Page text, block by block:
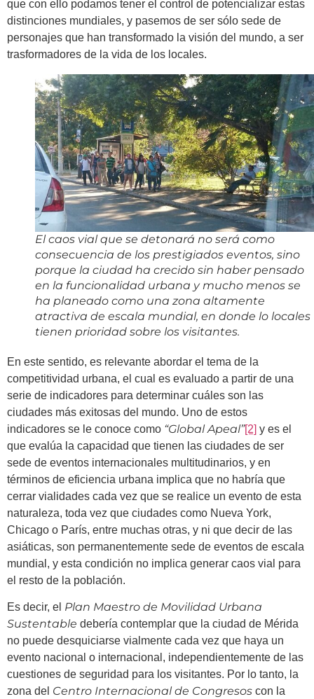
que con ello podamos tener el control de potencializar estas
distinciones mundiales, y pasemos de ser sólo sede de
personajes que han transformado la visión del mundo, a ser
trasformadores de la vida de los locales.
El caos vial que se detonará no será como
consecuencia de los prestigiados eventos, sino
porque la ciudad ha crecido sin haber pensado
en la funcionalidad urbana y mucho menos se
ha planeado como una zona altamente
atractiva de escala mundial, en donde lo locales
tienen prioridad sobre los visitantes.
En este sentido, es relevante abordar el tema de la
competitividad urbana, el cual es evaluado a partir de una
serie de indicadores para determinar cuáles son las
ciudades más exitosas del mundo. Uno de estos
indicadores se le conoce como “Global Apeal”[2] y es el
que evalúa la capacidad que tienen las ciudades de ser
sede de eventos internacionales multitudinarios, y en
términos de eficiencia urbana implica que no habría que
cerrar vialidades cada vez que se realice un evento de esta
naturaleza, toda vez que ciudades como Nueva York,
Chicago o París, entre muchas otras, y ni que decir de las
asiáticas, son permanentemente sede de eventos de escala
mundial, y esta condición no implica generar caos vial para
el resto de la población.
Es decir, el Plan Maestro de Movilidad Urbana
Sustentable debería contemplar que la ciudad de Mérida
no puede desquiciarse vialmente cada vez que haya un
evento nacional o internacional, independientemente de las
cuestiones de seguridad para los visitantes. Por lo tanto, la
zona del Centro Internacional de Congresos con la